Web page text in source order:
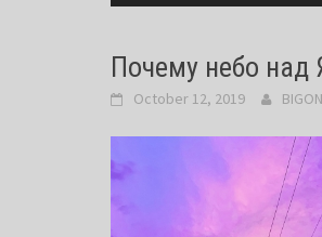
Почему небо над
October 12, 2019